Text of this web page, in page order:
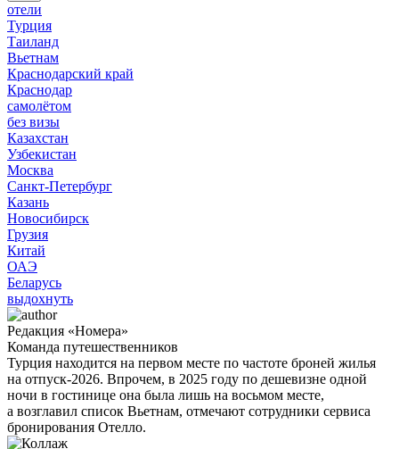
отели
Турция
Таиланд
Вьетнам
Краснодарский край
Краснодар
самолётом
без визы
Казахстан
Узбекистан
Москва
Санкт-Петербург
Казань
Новосибирск
Грузия
Китай
ОАЭ
Беларусь
выдохнуть
Редакция «Номера»
Команда путешественников
Турция находится на первом месте по частоте броней жилья
на отпуск-2026. Впрочем, в 2025 году по дешевизне одной
ночи в гостинице она была лишь на восьмом месте,
а возглавил список Вьетнам, отмечают сотрудники сервиса
бронирования Отелло.